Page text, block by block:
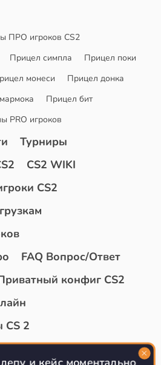
ПРО игроков CS2
Прицел симпла
Прицел поки
монеси
Прицел донка
Прицел бит
PRO игроков
Турниры
CS2 WIKI
CS2
FAQ Вопрос/Ответ
конфиг CS2
CS 2
КС 2
О проекте